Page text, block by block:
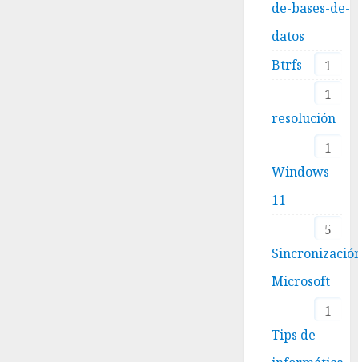
de-bases-de-
datos
1
Btrfs
1
resolución
1
Windows
11
5
Microsoft
1
Tips de